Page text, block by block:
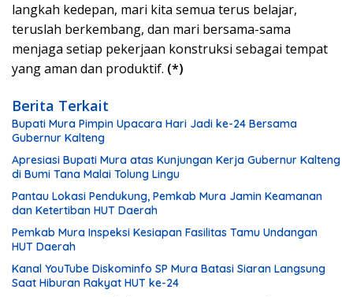
langkah kedepan, mari kita semua terus belajar,
teruslah berkembang, dan mari bersama-sama
menjaga setiap pekerjaan konstruksi sebagai tempat
yang aman dan produktif. (*)
Berita Terkait
Bupati Mura Pimpin Upacara Hari Jadi ke-24 Bersama
Gubernur Kalteng
Apresiasi Bupati Mura atas Kunjungan Kerja Gubernur Kalteng
di Bumi Tana Malai Tolung Lingu
Pantau Lokasi Pendukung, Pemkab Mura Jamin Keamanan
dan Ketertiban HUT Daerah
Pemkab Mura Inspeksi Kesiapan Fasilitas Tamu Undangan
HUT Daerah
Kanal YouTube Diskominfo SP Mura Batasi Siaran Langsung
Saat Hiburan Rakyat HUT ke-24